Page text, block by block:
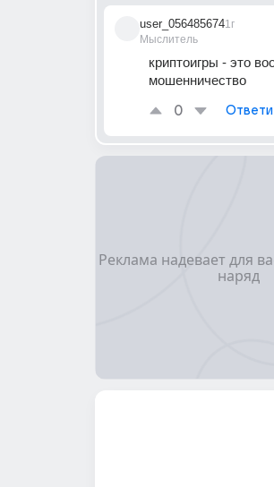
user_056485674
Мыслитель
1г
криптоигры - это
мошенничество
0